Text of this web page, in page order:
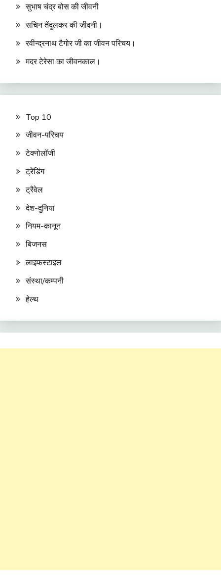
सुभाष चंद्र बोस की जीवनी
सचिन तेंदुलकर की जीवनी।
रवीन्द्रनाथ टैगोर जी का जीवन परिचय।
मदर टेरेसा का जीवनकाल।
Top 10
जीवन-परिचय
टेक्नोलॉजी
ट्रेंडिंग
ट्रैवेल
देश-दुनिया
नियम-कानून
बिजनस
लाइफस्टाइल
संस्था/कम्पनी
हेल्थ